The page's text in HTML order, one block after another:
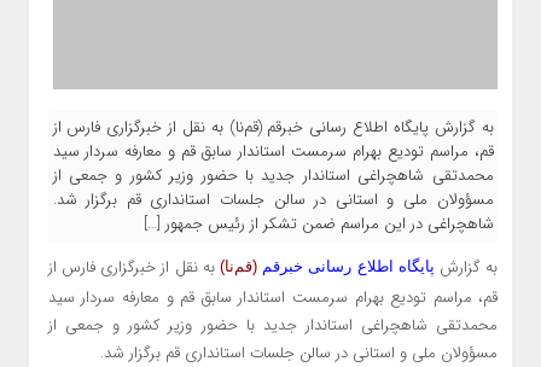
به گزارش پایگاه اطلاع رسانی خبرقم (قم‌نا) به نقل از خبرگزاری فارس از
قم، مراسم تودیع بهرام سرمست استاندار سابق قم و معارفه سردار سید
محمدتقی شاهچراغی استاندار جدید با حضور وزیر کشور و جمعی از
مسؤولان ملی و استانی در سالن جلسات استانداری قم برگزار شد.
شاهچراغی در این مراسم ضمن تشکر از رئیس جمهور […]
به گزارشپایگاه اطلاع رسانی خبرقم (قم‌نا)
به نقل از خبرگزاری فارس از
قم، مراسم تودیع بهرام سرمست استاندار سابق قم و معارفه سردار سید
محمدتقی شاهچراغی استاندار جدید با حضور وزیر کشور و جمعی از
مسؤولان ملی و استانی در سالن جلسات استانداری قم برگزار شد.